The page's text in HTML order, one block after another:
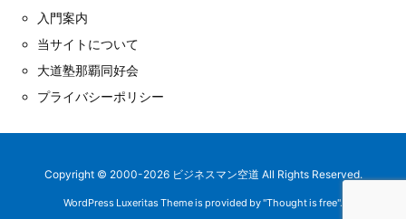
入門案内
当サイトについて
大道塾那覇同好会
プライバシーポリシー
Copyright © 2000-2026 ビジネスマン空道 All Rights Reserved.
WordPress Luxeritas Theme is provided by "Thought is free".